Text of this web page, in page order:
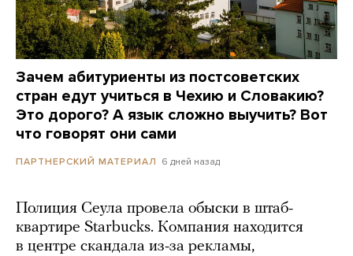
Зачем абитуриенты из постсоветских
стран едут учиться в Чехию и Словакию?
Это дорого? А язык сложно выучить? Вот
что говорят они сами
ПАРТНЕРСКИЙ МАТЕРИАЛ 6 дней назад
Полиция Сеула провела обыски в штаб-
квартире Starbucks. Компания находится
в центре скандала из-за рекламы,